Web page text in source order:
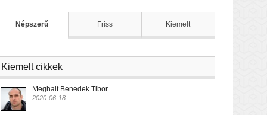
Népszerű Friss Kiemelt
Kiemelt cikkek
Meghalt Benedek Tibor
2020-06-18